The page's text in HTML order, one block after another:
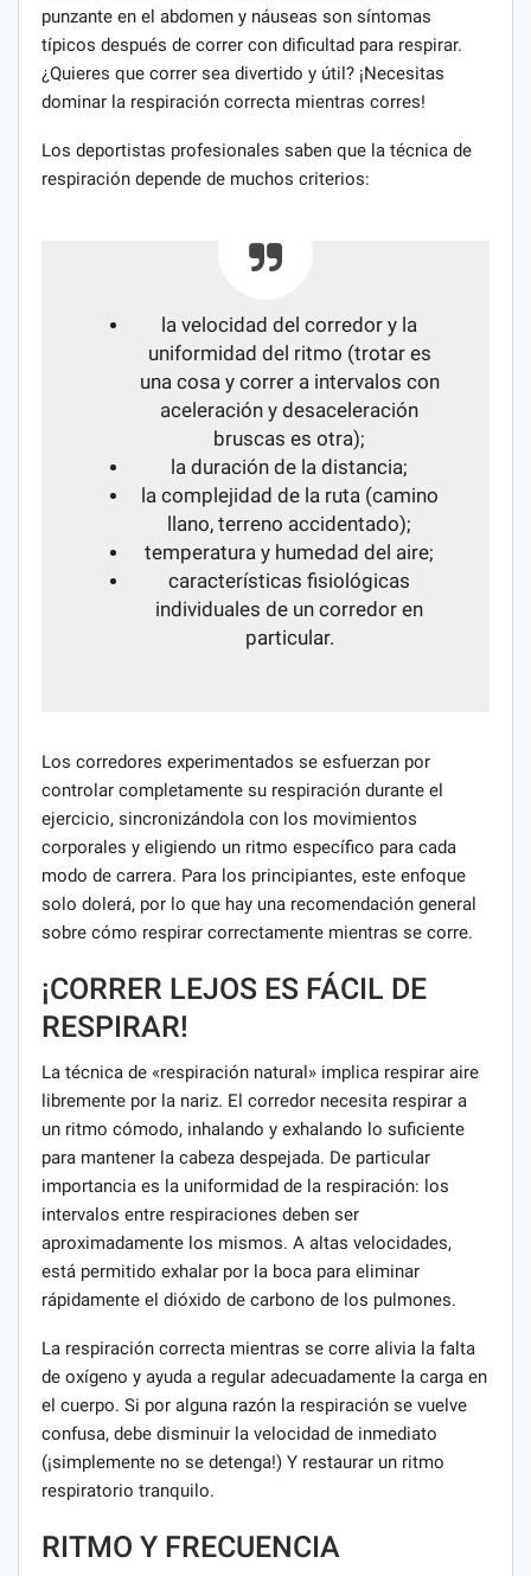
punzante en el abdomen y náuseas son síntomas
típicos después de correr con dificultad para respirar.
¿Quieres que correr sea divertido y útil? ¡Necesitas
dominar la respiración correcta mientras corres!
Los deportistas profesionales saben que la técnica de
respiración depende de muchos criterios:
la velocidad del corredor y la
uniformidad del ritmo (trotar es
una cosa y correr a intervalos con
aceleración y desaceleración
bruscas es otra);
la duración de la distancia;
la complejidad de la ruta (camino
llano, terreno accidentado);
temperatura y humedad del aire;
características fisiológicas
individuales de un corredor en
particular.
Los corredores experimentados se esfuerzan por
controlar completamente su respiración durante el
ejercicio, sincronizándola con los movimientos
corporales y eligiendo un ritmo específico para cada
modo de carrera. Para los principiantes, este enfoque
solo dolerá, por lo que hay una recomendación general
sobre cómo respirar correctamente mientras se corre.
¡CORRER LEJOS ES FÁCIL DE
RESPIRAR!
La técnica de «respiración natural» implica respirar aire
libremente por la nariz. El corredor necesita respirar a
un ritmo cómodo, inhalando y exhalando lo suficiente
para mantener la cabeza despejada. De particular
importancia es la uniformidad de la respiración: los
intervalos entre respiraciones deben ser
aproximadamente los mismos. A altas velocidades,
está permitido exhalar por la boca para eliminar
rápidamente el dióxido de carbono de los pulmones.
La respiración correcta mientras se corre alivia la falta
de oxígeno y ayuda a regular adecuadamente la carga en
el cuerpo. Si por alguna razón la respiración se vuelve
confusa, debe disminuir la velocidad de inmediato
(¡simplemente no se detenga!) Y restaurar un ritmo
respiratorio tranquilo.
RITMO Y FRECUENCIA